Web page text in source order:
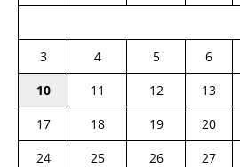
3
4 5 6
10
11 12 13
17
18 19 20
24
25 26 27